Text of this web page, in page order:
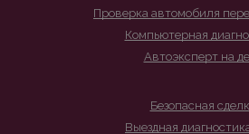
Проверка автомобиля
Компьютерная
Автоэксперт на
Безопасная
Выездная